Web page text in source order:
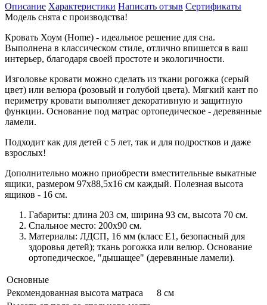
Описание Характеристики Написать отзыв Сертификаты
Модель снята с производства!
Кровать Хоум (Home) - идеальное решение для сна.
Выполнена в классическом стиле, отлично впишется в ваш
интерьер, благодаря своей простоте и экологичности.
Изголовье кровати можно сделать из ткани рогожка (серый
цвет) или велюра (розовый и голубой цвета). Мягкий кант по
периметру кровати выполняет декоративную и защитную
функции. Основание под матрас ортопедическое - деревянные
ламели.
Подходит как для детей с 5 лет, так и для подростков и даже
взрослых!
Дополнительно можно приобрести вместительные выкатные
ящики, размером 97х88,5х16 см каждый. Полезная высота
ящиков - 16 см.
Габариты: длина 203 см, ширина 93 см, высота 70 см.
Спальное место: 200х90 см.
Материалы: ЛДСП, 16 мм (класс Е1, безопасный для
здоровья детей); ткань рогожка или велюр. Основание
ортопедическое, "дышащее" (деревянные ламели).
Основные
Рекомендованная высота матраса
8 см